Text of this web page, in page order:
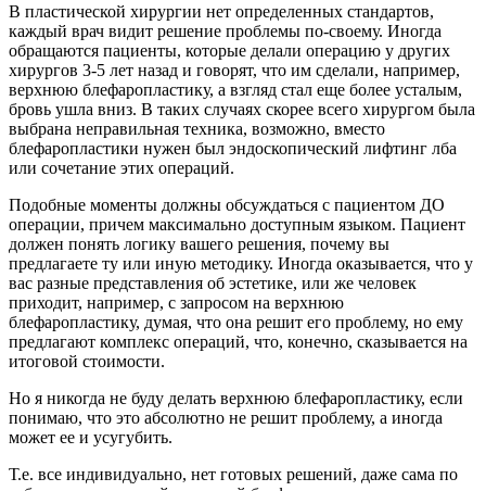
В пластической хирургии нет определенных стандартов,
каждый врач видит решение проблемы по-своему. Иногда
обращаются пациенты, которые делали операцию у других
хирургов 3-5 лет назад и говорят, что им сделали, например,
верхнюю блефаропластику, а взгляд стал еще более усталым,
бровь ушла вниз. В таких случаях скорее всего хирургом была
выбрана неправильная техника, возможно, вместо
блефаропластики нужен был эндоскопический лифтинг лба
или сочетание этих операций.
Подобные моменты должны обсуждаться с пациентом ДО
операции, причем максимально доступным языком. Пациент
должен понять логику вашего решения, почему вы
предлагаете ту или иную методику. Иногда оказывается, что у
вас разные представления об эстетике, или же человек
приходит, например, с запросом на верхнюю
блефаропластику, думая, что она решит его проблему, но ему
предлагают комплекс операций, что, конечно, сказывается на
итоговой стоимости.
Но я никогда не буду делать верхнюю блефаропластику, если
понимаю, что это абсолютно не решит проблему, а иногда
может ее и усугубить.
Т.е. все индивидуально, нет готовых решений, даже сама по